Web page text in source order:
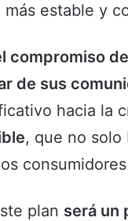
estable y
compromiso
de sus
hacia la
, que no
plan será un